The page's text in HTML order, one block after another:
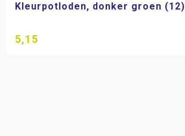
Kleurpotloden, donker groen (12)
5,15